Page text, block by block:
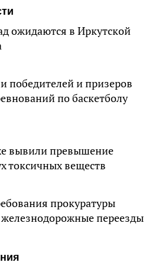
ожидаются в Иркутской
победителей и призеров
по баскетболу
вывили превышение
токсичных веществ
прокуратуры
переезды